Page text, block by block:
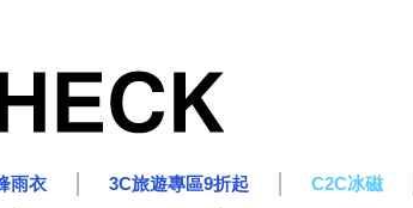
雨衣 3C旅遊專區9折起 C2C冰磁